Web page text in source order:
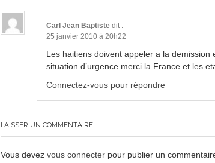
Carl Jean Baptiste dit :
25 janvier 2010 à 20h22
Les haitiens doivent appeler a la
situation d’urgence.merci la France et les
Connectez-vous pour répondre
LAISSER UN COMMENTAIRE
Vous devez vous connecter pour publier un